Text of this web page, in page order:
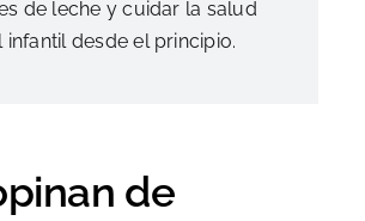
de leche y cuidar la salud
desde el principio.
de